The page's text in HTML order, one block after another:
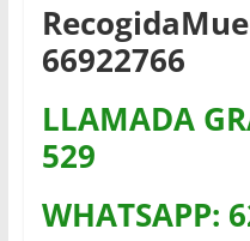
66922766
LLAMADA
529
WHATSAPP: